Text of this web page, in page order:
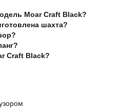
Moar Craft Black?
шахта?
Craft Black?